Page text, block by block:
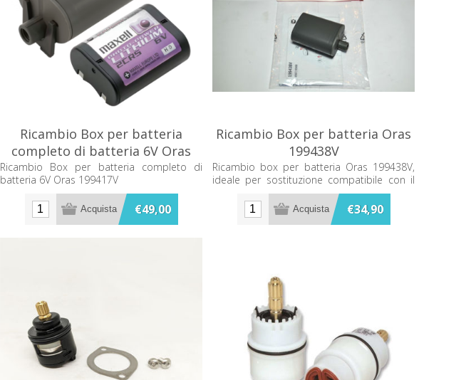
Ricambio Box per batteria
completo di batteria 6V Oras
199417V
Ricambio Box per batteria completo di
batteria 6V Oras 199417V
€49,00
Ricambio Box per batteria Oras
199438V
Ricambio box per batteria Oras 199438V,
ideale per sostituzione compatibile con il
sistema originale.
€34,90